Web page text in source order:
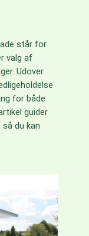
står for
valg af
Udover
for både
guider
så du kan